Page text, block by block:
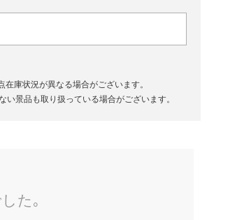
庫状況が異なる場合がございます。
い景品も取り扱っている場合がございます。